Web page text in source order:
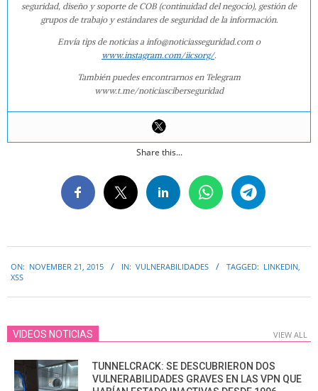
seguridad, diseño y soporte de COB (continuidad del negocio), gestión de
grupos de trabajo y estándares de seguridad de la información.
Envía tips de noticias a info@noticiasseguridad.com o
www.instagram.com/iicsorg/.
También puedes encontrarnos en Telegram
www.t.me/noticiasciberseguridad
Share this...
11-
ON: NOVEMBER 21, 2015 IN: VULNERABILIDADES TAGGED: LINKEDIN
XSS
VIDEOS NOTICIAS VIEW ALL
TUNNELCRACK: SE DESCUBRIERON DOS
VULNERABILIDADES GRAVES EN LAS VPN QUE